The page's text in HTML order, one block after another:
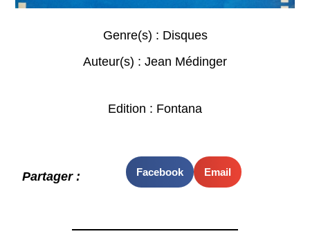
Genre(s) : Disques
Auteur(s) : Jean Médinger
Edition : Fontana
Partager : Facebook Email